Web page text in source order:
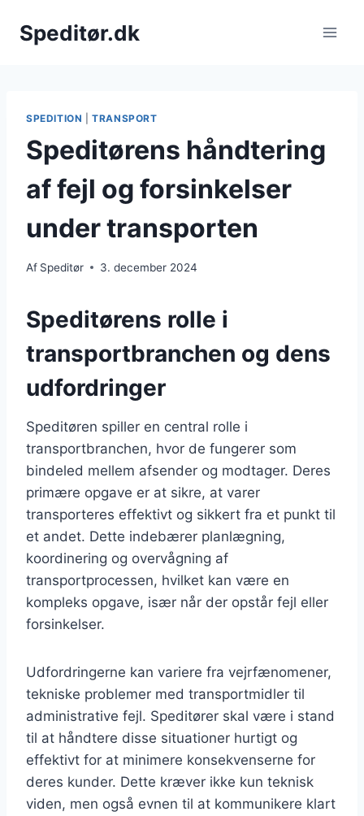
Speditør.dk
SPEDITION |TRANSPORT
Speditørens håndtering
af fejl og forsinkelser
under transporten
Af Speditør 3. december 2024
Speditørens rolle i
transportbranchen og dens
udfordringer
Speditøren spiller en central rolle i
transportbranchen, hvor de fungerer som
bindeled mellem afsender og modtager. Deres
primære opgave er at sikre, at varer
transporteres effektivt og sikkert fra et punkt til
et andet. Dette indebærer planlægning,
koordinering og overvågning af
transportprocessen, hvilket kan være en
kompleks opgave, især når der opstår fejl eller
forsinkelser.
Udfordringerne kan variere fra vejrfænomener,
tekniske problemer med transportmidler til
administrative fejl. Speditører skal være i stand
til at håndtere disse situationer hurtigt og
effektivt for at minimere konsekvenserne for
deres kunder. Dette kræver ikke kun teknisk
viden, men også evnen til at kommunikere klart